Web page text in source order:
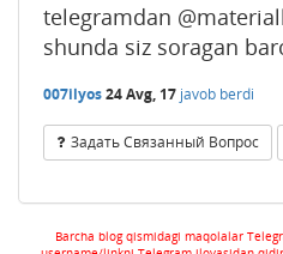
telegramdan
shunda siz soragan
007ilyos24 Avg, 17 javob berdi
Задать Связанный Вопрос
Barcha blog qismidagi maqolalar